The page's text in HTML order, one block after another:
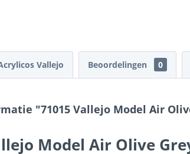
Vallejo Beoordelingen 0
"71015 Vallejo Model Air
Model Air Olive